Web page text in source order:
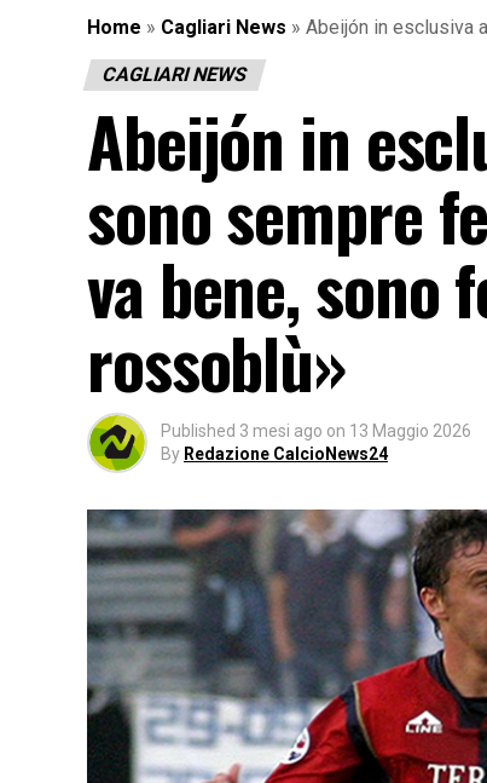
Home » Cagliari News » Abeijón in esclusiva
CAGLIARI NEWS
Abeijón in
sono sempre
va bene, sono
rossoblù»
Published 3 mesi ago on 13 Maggio 2026
By Redazione CalcioNews24